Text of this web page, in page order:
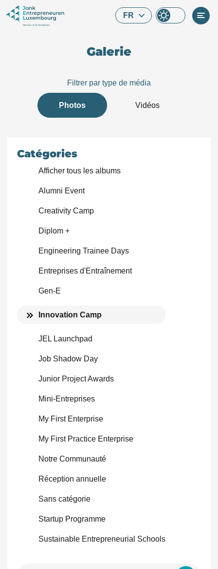
FR
Galerie
Filtrer par type de média
Photos Vidéos
Catégories
Afficher tous les albums
Alumni Event
Creativity Camp
Diplom +
Engineering Trainee Days
Entreprises d'Entraînement
Gen-E
Innovation Camp
JEL Launchpad
Job Shadow Day
Junior Project Awards
Mini-Entreprises
My First Enterprise
My First Practice Enterprise
Notre Communauté
Réception annuelle
Sans catégorie
Startup Programme
Sustainable Entrepreneurial Schools